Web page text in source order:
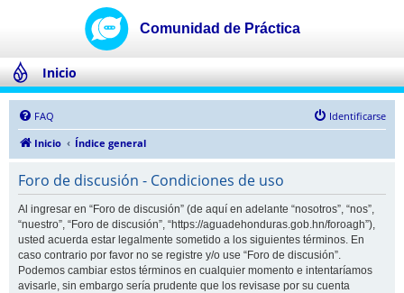
Inicio
FAQ
Identificarse
Inicio
Índice general
Foro de discusión - Condiciones de uso
Al ingresar en “Foro de discusión” (de aquí en adelante “nosotros”, “nos”,
“nuestro”, “Foro de discusión”, “https://aguadehonduras.gob.hn/foroagh”),
usted acuerda estar legalmente sometido a los siguientes términos. En
caso contrario por favor no se registre y/o use “Foro de discusión”.
Podemos cambiar estos términos en cualquier momento e intentaríamos
avisarle, sin embargo sería prudente que los revisase por su cuenta